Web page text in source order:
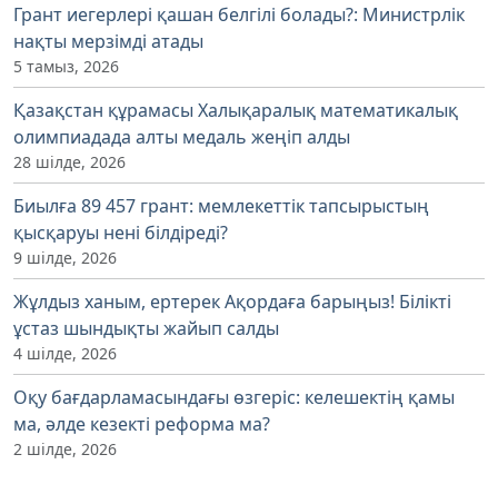
Грант иегерлері қашан белгілі болады?: Министрлік
нақты мерзімді атады
5 тамыз, 2026
Қазақстан құрамасы Халықаралық математикалық
олимпиадада алты медаль жеңіп алды
28 шілде, 2026
Биылға 89 457 грант: мемлекеттік тапсырыстың
қысқаруы нені білдіреді?
9 шілде, 2026
Жұлдыз ханым, ертерек Ақордаға барыңыз! Білікті
ұстаз шындықты жайып салды
4 шілде, 2026
Оқу бағдарламасындағы өзгеріс: келешектің қамы
ма, әлде кезекті реформа ма?
2 шілде, 2026